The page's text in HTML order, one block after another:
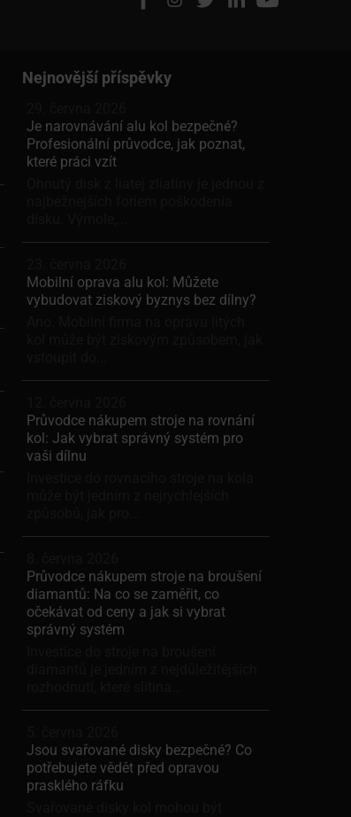
Nejnovější příspěvky
Je narovnávání alu kol bezpečné?
Profesionální průvodce, jak poznat,
které práci vzít
Mobilní oprava alu kol: Můžete
vybudovat ziskový byznys bez dílny?
Průvodce nákupem stroje na rovnání
kol: Jak vybrat správný systém pro
vaši dílnu
Průvodce nákupem stroje na broušení
diamantů: Na co se zaměřit, co
očekávat od ceny a jak si vybrat
správný systém
Jsou svařované disky bezpečné? Co
potřebujete vědět před opravou
prasklého ráfku